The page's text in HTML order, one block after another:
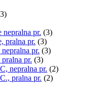
nepralna pr. (3)
pralna pr. (3)
pr. (3)
pr. (3)
nepralna pr. (2)
pralna pr. (2)